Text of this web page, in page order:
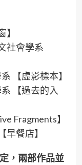
社會學系
【虛影標本】
【過去的入
Fragments】
早餐店】
，兩部作品並